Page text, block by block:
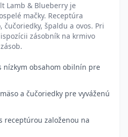
Lamb & Blueberry je
mačky. Receptúra
špaldu a ovos. Pri
zásobník na krmivo
nízkym obsahom obilnín pre
a čučoriedky pre vyváženú
receptúrou založenou na